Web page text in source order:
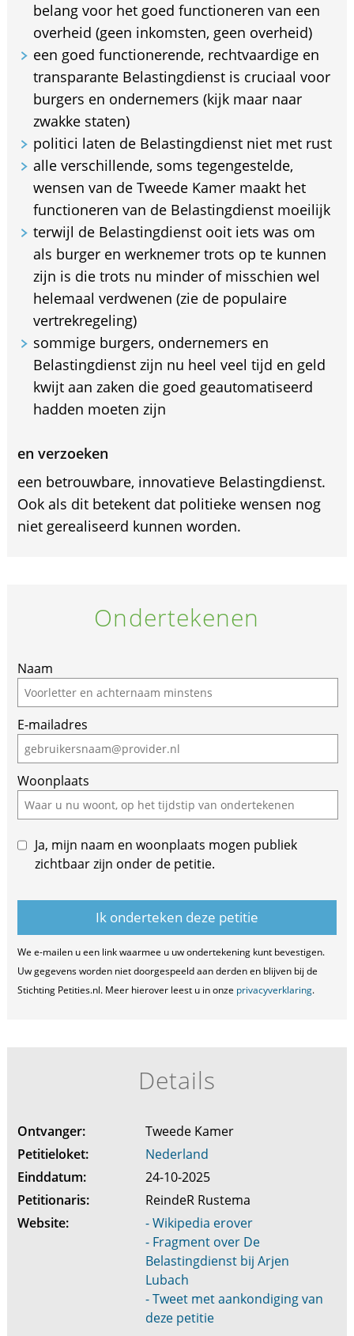
belang voor het goed functioneren van een
overheid (geen inkomsten, geen overheid)
een goed functionerende, rechtvaardige en
transparante Belastingdienst is cruciaal voor
burgers en ondernemers (kijk maar naar
zwakke staten)
politici laten de Belastingdienst niet met rust
alle verschillende, soms tegengestelde,
wensen van de Tweede Kamer maakt het
functioneren van de Belastingdienst moeilijk
terwijl de Belastingdienst ooit iets was om
als burger en werknemer trots op te kunnen
zijn is die trots nu minder of misschien wel
helemaal verdwenen (zie de populaire
vertrekregeling)
sommige burgers, ondernemers en
Belastingdienst zijn nu heel veel tijd en geld
kwijt aan zaken die goed geautomatiseerd
hadden moeten zijn
en verzoeken
een betrouwbare, innovatieve Belastingdienst.
Ook als dit betekent dat politieke wensen nog
niet gerealiseerd kunnen worden.
Ondertekenen
Naam
E-mailadres
Woonplaats
Ja, mijn naam en woonplaats mogen publiek
zichtbaar zijn onder de petitie.
We e-mailen u een link waarmee u uw ondertekening kunt bevestigen.
Uw gegevens worden niet doorgespeeld aan derden en blijven bij de
Stichting Petities.nl. Meer hierover leest u in onze privacyverklaring.
Details
Ontvanger:
Tweede Kamer
Petitieloket:
Nederland
Einddatum:
24-10-2025
Petitionaris:
ReindeR Rustema
Website:
- Wikipedia erover
- Fragment over De
Belastingdienst bij Arjen
Lubach
- Tweet met aankondiging van
deze petitie